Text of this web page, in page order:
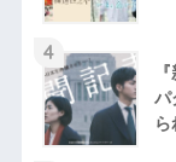
4
パ
ら